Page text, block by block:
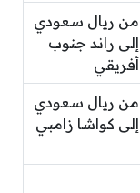
من ريال سعودي
إلى راند جنوب
أفريقي
من ريال سعودي
إلى كواشا زامبي